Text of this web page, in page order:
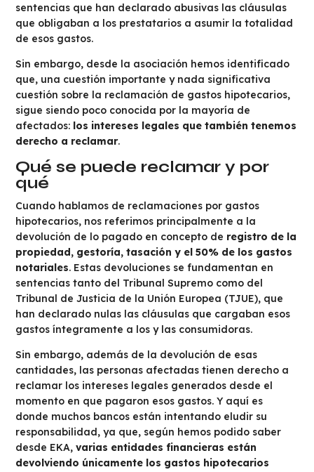
sentencias que han declarado abusivas las cláusulas
que obligaban a los prestatarios a asumir la totalidad
de esos gastos.
Sin embargo, desde la asociación hemos identificado
que, una cuestión importante y nada significativa
cuestión sobre la reclamación de gastos hipotecarios,
sigue siendo poco conocida por la mayoría de
afectados: los intereses legales que también tenemos
derecho a reclamar.
Qué se puede reclamar y por
qué
Cuando hablamos de reclamaciones por gastos
hipotecarios, nos referimos principalmente a la
devolución de lo pagado en concepto de registro de la
propiedad, gestoría, tasación y el 50% de los gastos
notariales. Estas devoluciones se fundamentan en
sentencias tanto del Tribunal Supremo como del
Tribunal de Justicia de la Unión Europea (TJUE), que
han declarado nulas las cláusulas que cargaban esos
gastos íntegramente a los y las consumidoras.
Sin embargo, además de la devolución de esas
cantidades, las personas afectadas tienen derecho a
reclamar los intereses legales generados desde el
momento en que pagaron esos gastos. Y aquí es
donde muchos bancos están intentando eludir su
responsabilidad, ya que, según hemos podido saber
desde EKA,varias entidades financieras están
devolviendo únicamente los gastos hipotecarios